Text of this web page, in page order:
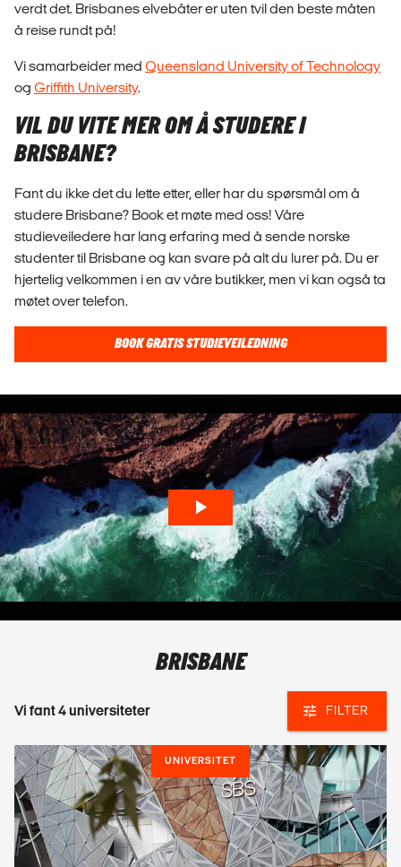
verdt det. Brisbanes elvebåter er uten tvil den beste måten
å reise rundt på!
Vi samarbeider med Queensland University of Technology
og Griffith University.
VIL DU VITE MER OM Å STUDERE I
BRISBANE?
Fant du ikke det du lette etter, eller har du spørsmål om å
studere Brisbane? Book et møte med oss! Våre
studieveiledere har lang erfaring med å sende norske
studenter til Brisbane og kan svare på alt du lurer på. Du er
hjertelig velkommen i en av våre butikker, men vi kan også ta
møtet over telefon.
BOOK GRATIS STUDIEVEILEDNING
BRISBANE
Vi fant4universiteter FILTER
UNIVERSITET